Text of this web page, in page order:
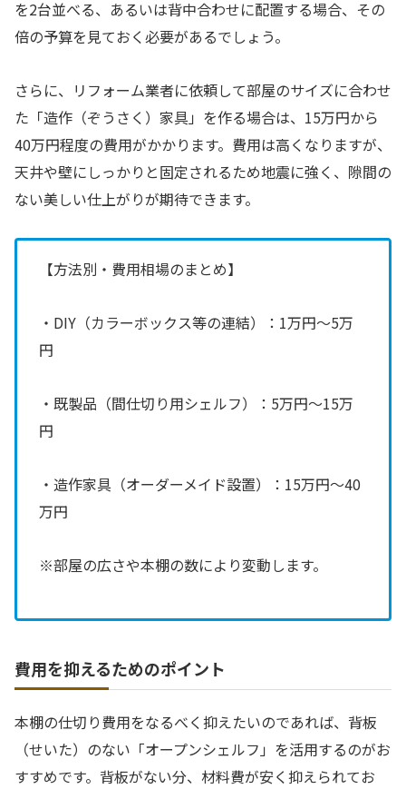
を2台並べる、あるいは背中合わせに配置する場合、その
倍の予算を見ておく必要があるでしょう。
さらに、リフォーム業者に依頼して部屋のサイズに合わせ
た「造作（ぞうさく）家具」を作る場合は、15万円から
40万円程度の費用がかかります。費用は高くなりますが、
天井や壁にしっかりと固定されるため地震に強く、隙間の
ない美しい仕上がりが期待できます。
【方法別・費用相場のまとめ】
・DIY（カラーボックス等の連結）：1万円〜5万
円
・既製品（間仕切り用シェルフ）：5万円〜15万
円
・造作家具（オーダーメイド設置）：15万円〜40
万円
※部屋の広さや本棚の数により変動します。
費用を抑えるためのポイント
本棚の仕切り費用をなるべく抑えたいのであれば、背板
（せいた）のない「オープンシェルフ」を活用するのがお
すすめです。背板がない分、材料費が安く抑えられてお